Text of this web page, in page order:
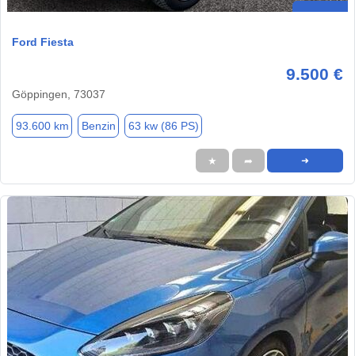
Ford Fiesta
9.500 €
Göppingen, 73037
93.600 km Benzin 63 kw (86 PS)
★ ➦ ➜